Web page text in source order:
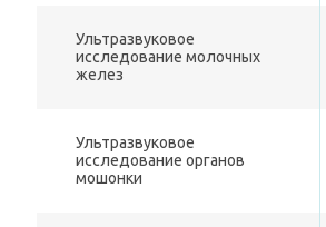
Ультразвуковое
исследование молочных
желез
Ультразвуковое
исследование органов
мошонки